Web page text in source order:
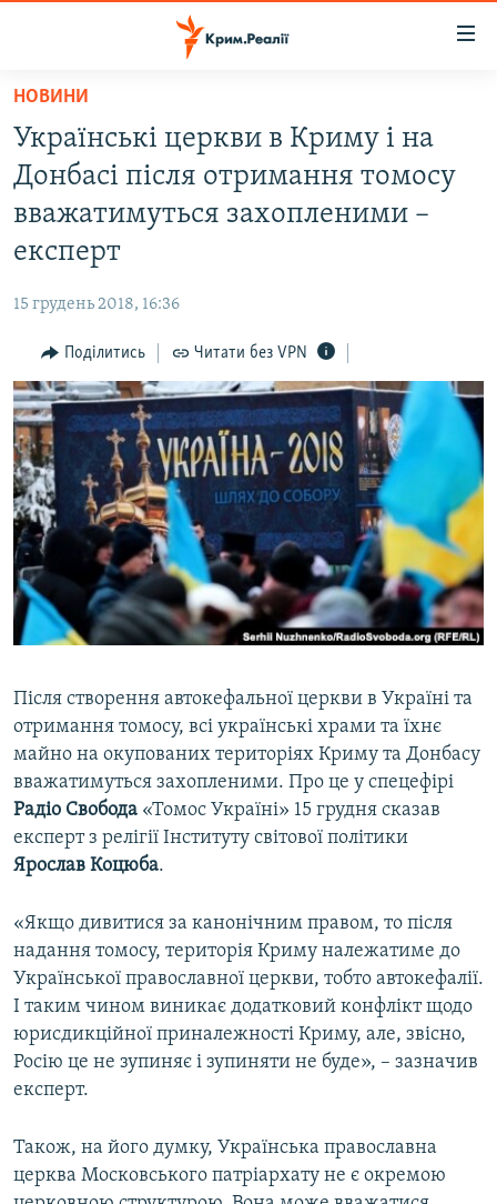
Перейти
основного
матеріалу
до
основної
Перейти
пошуку
ВОДА.КРИМ
ПОГЛЯД
ІНТЕРВ'Ю
ВСЕ ЗА ДЕНЬ
СПЕЦПРОЕКТИ
ДЕПОРТАЦІЯ
ВІДЕОУРОКИ «ELIFBE»
СВІДЧЕННЯ ОКУПАЦІЇ
УКРАЇНСЬКА ПРОБЛЕМА КРИМУ
ІНФОГРАФІКА
ЯК ОБІЙТИ БЛОКУВАННЯ
Русский
Qırımtatar
ДОЛУЧАЙСЯ!
Усі сайти RFE/RL
НОВИНИ
Українські церкви в Криму і на
Донбасі після отримання томосу
вважатимуться захопленими –
експерт
15 грудень 2018, 16:36
Поділитись Читати без VPN
Після створення автокефальної церкви в Україні та
отримання томосу, всі українські храми та їхнє
майно на окупованих територіях Криму та Донбасу
вважатимуться захопленими. Про це у спецефірі
Радіо Свобода «Томос Україні» 15 грудня сказав
експерт з релігії Інституту світової політики
Ярослав Коцюба.
«Якщо дивитися за канонічним правом, то після
надання томосу, територія Криму належатиме до
Української православної церкви, тобто автокефалії.
І таким чином виникає додатковий конфлікт щодо
юрисдикційної приналежності Криму, але, звісно,
Росію це не зупиняє і зупиняти не буде», – зазначив
експерт.
Також, на його думку, Українська православна
церква Московського патріархату не є окремою